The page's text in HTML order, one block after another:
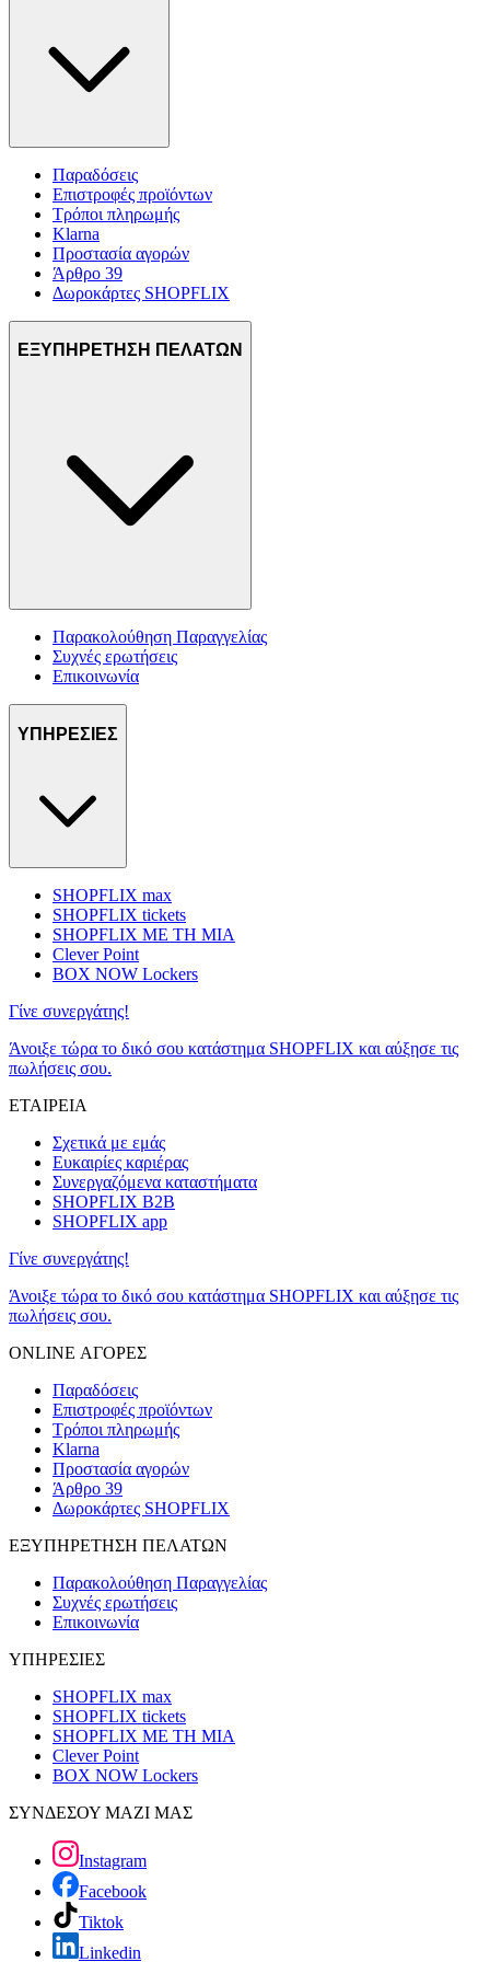
Παραδόσεις
Επιστροφές προϊόντων
Τρόποι πληρωμής
Klarna
Προστασία αγορών
Άρθρο 39
Δωροκάρτες SHOPFLIX
ΕΞΥΠΗΡΕΤΗΣΗ ΠΕΛΑΤΩΝ
Παρακολούθηση Παραγγελίας
Συχνές ερωτήσεις
Επικοινωνία
ΥΠΗΡΕΣΙΕΣ
SHOPFLIX max
SHOPFLIX tickets
SHOPFLIX ΜΕ ΤΗ ΜΙΑ
Clever Point
BOX NOW Lockers
Γίνε συνεργάτης!
Άνοιξε τώρα το δικό σου κατάστημα SHOPFLIX και αύξησε τις
πωλήσεις σου.
ΕΤΑΙΡΕΙΑ
Σχετικά με εμάς
Ευκαιρίες καριέρας
Συνεργαζόμενα καταστήματα
SHOPFLIX B2B
SHOPFLIX app
Γίνε συνεργάτης!
Άνοιξε τώρα το δικό σου κατάστημα SHOPFLIX και αύξησε τις
πωλήσεις σου.
ONLINE ΑΓΟΡΕΣ
Παραδόσεις
Επιστροφές προϊόντων
Τρόποι πληρωμής
Klarna
Προστασία αγορών
Άρθρο 39
Δωροκάρτες SHOPFLIX
ΕΞΥΠΗΡΕΤΗΣΗ ΠΕΛΑΤΩΝ
Παρακολούθηση Παραγγελίας
Συχνές ερωτήσεις
Επικοινωνία
ΥΠΗΡΕΣΙΕΣ
SHOPFLIX max
SHOPFLIX tickets
SHOPFLIX ΜΕ ΤΗ ΜΙΑ
Clever Point
BOX NOW Lockers
ΣΥΝΔΕΣΟΥ ΜΑΖΙ ΜΑΣ
Instagram
Facebook
Tiktok
Linkedin